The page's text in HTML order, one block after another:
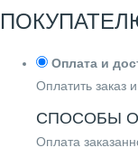
Оплата и
Оплатить заказ
СПОСОБЫ
Оплата